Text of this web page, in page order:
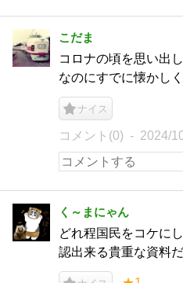
こだま
コロナの頃を思い出
なのにすでに懐かし
ナイス
コメント(0) 2024/
く～まにゃん
どれ程国民をコケに
認出来る貴重な資料だ